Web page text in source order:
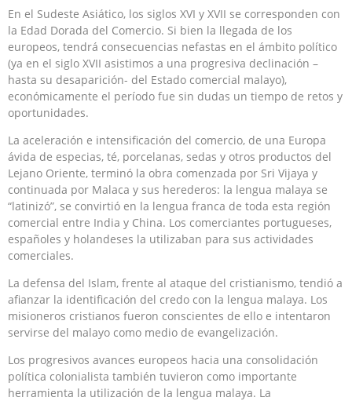
En el Sudeste Asiático, los siglos XVI y XVII se corresponden con
la Edad Dorada del Comercio. Si bien la llegada de los
europeos, tendrá consecuencias nefastas en el ámbito político
(ya en el siglo XVII asistimos a una progresiva declinación –
hasta su desaparición- del Estado comercial malayo),
económicamente el período fue sin dudas un tiempo de retos y
oportunidades.
La aceleración e intensificación del comercio, de una Europa
ávida de especias, té, porcelanas, sedas y otros productos del
Lejano Oriente, terminó la obra comenzada por Sri Vijaya y
continuada por Malaca y sus herederos: la lengua malaya se
“latinizó”, se convirtió en la lengua franca de toda esta región
comercial entre India y China. Los comerciantes portugueses,
españoles y holandeses la utilizaban para sus actividades
comerciales.
La defensa del Islam, frente al ataque del cristianismo, tendió a
afianzar la identificación del credo con la lengua malaya. Los
misioneros cristianos fueron conscientes de ello e intentaron
servirse del malayo como medio de evangelización.
Los progresivos avances europeos hacia una consolidación
política colonialista también tuvieron como importante
herramienta la utilización de la lengua malaya. La